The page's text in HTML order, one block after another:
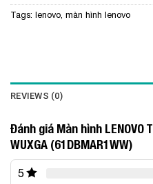
Tags: lenovo, màn hình lenovo
REVIEWS (0)
Đánh giá Màn hình LENOVO
WUXGA (61DBMAR1WW)
5